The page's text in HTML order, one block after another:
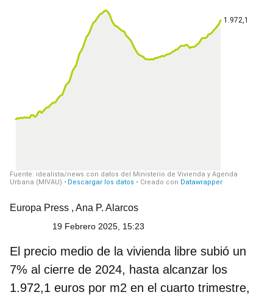
Europa Press , Ana P. Alarcos
19 Febrero 2025, 15:23
El precio medio de la vivienda libre subió un
7% al cierre de 2024, hasta alcanzar los
1.972,1 euros por m2 en el cuarto trimestre,